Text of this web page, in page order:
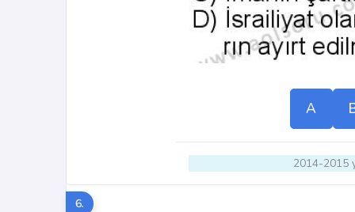
A
2014-2015
6.